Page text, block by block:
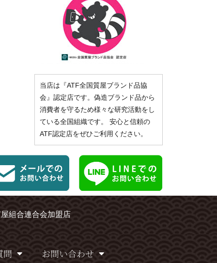
当店は『ATF全国質屋ブランド品協
会』認定店です。偽造ブランド品から
消費者を守るため様々な研究活動をし
ている全国組織です。 安心と信頼の
ATF認定店をぜひご利用ください。
組合連合会加盟店
問 お問い合わせ